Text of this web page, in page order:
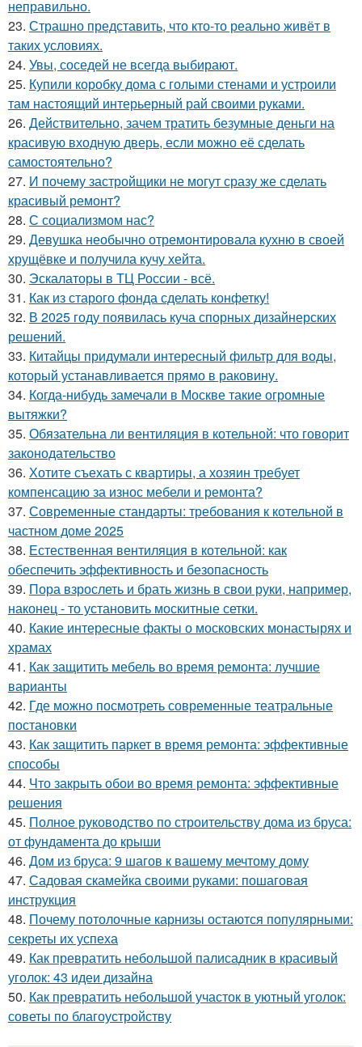
неправильно.
23. Страшно представить, что кто-то реально живёт в
таких условиях.
24. Увы, соседей не всегда выбирают.
25. Купили коробку дома с голыми стенами и устроили
там настоящий интерьерный рай своими руками.
26. Действительно, зачем тратить безумные деньги на
красивую входную дверь, если можно её сделать
самостоятельно?
27. И почему застройщики не могут сразу же сделать
красивый ремонт?
28. С социализмом нас?
29. Девушка необычно отремонтировала кухню в своей
хрущёвке и получила кучу хейта.
30. Эскалаторы в ТЦ России - всё.
31. Как из старого фонда сделать конфетку!
32. В 2025 году появилась куча спорных дизайнерских
решений.
33. Китайцы придумали интересный фильтр для воды,
который устанавливается прямо в раковину.
34. Когда-нибудь замечали в Москве такие огромные
вытяжки?
35. Обязательна ли вентиляция в котельной: что говорит
законодательство
36. Хотите съехать с квартиры, а хозяин требует
компенсацию за износ мебели и ремонта?
37. Современные стандарты: требования к котельной в
частном доме 2025
38. Естественная вентиляция в котельной: как
обеспечить эффективность и безопасность
39. Пора взрослеть и брать жизнь в свои руки, например,
наконец - то установить москитные сетки.
40. Какие интересные факты о московских монастырях и
храмах
41. Как защитить мебель во время ремонта: лучшие
варианты
42. Где можно посмотреть современные театральные
постановки
43. Как защитить паркет в время ремонта: эффективные
способы
44. Что закрыть обои во время ремонта: эффективные
решения
45. Полное руководство по строительству дома из бруса:
от фундамента до крыши
46. Дом из бруса: 9 шагов к вашему мечтому дому
47. Садовая скамейка своими руками: пошаговая
инструкция
48. Почему потолочные карнизы остаются популярными:
секреты их успеха
49. Как превратить небольшой палисадник в красивый
уголок: 43 идеи дизайна
50. Как превратить небольшой участок в уютный уголок:
советы по благоустройству